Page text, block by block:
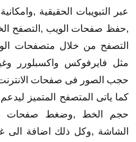
عبر التبويبات الحقيقية
,حفظ صفحات الويب ,التصفح
التصفح من خلال متصفحات
مثل فايرفوكس واكسبلورر
حجب الصور فى صفحات
كما ياتى المتصفح المتميز
حجم الخط ,وضغط صفحات
الشاشة ,وكل ذلك اضافة الى